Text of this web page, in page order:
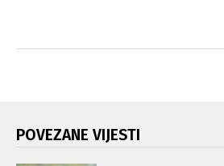
POVEZANE VIJESTI